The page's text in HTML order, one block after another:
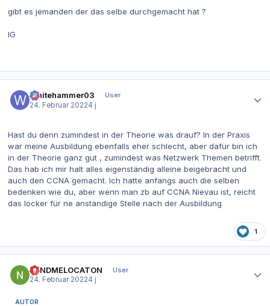
gibt es jemanden der das selbe durchgemacht hat ?
lG
Whitehammer03
User
24. Februar 20224 j
Hast du denn zumindest in der Theorie was drauf? In der Praxis
war meine Ausbildung ebenfalls eher schlecht, aber dafür bin ich
in der Theorie ganz gut , zumindest was Netzwerk Themen betrifft.
Das hab ich mir halt alles eigenständig alleine beigebracht und
auch den CCNA gemacht. Ich hatte anfangs auch die selben
bedenken wie du, aber wenn man zb auf CCNA Nievau ist, reicht
das locker für ne anständige Stelle nach der Ausbildung
1
SENDMELOCATON
User
24. Februar 20224 j
AUTOR